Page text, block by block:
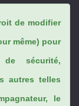
de modifier
même) pour
sécurité,
autres telles
le